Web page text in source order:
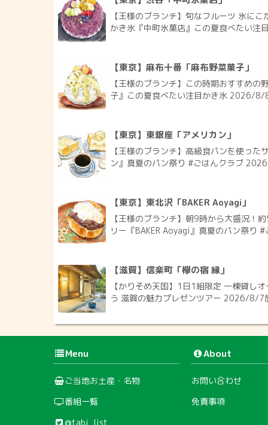
【王様のブランチ】旬なフルーツ 氷に
かき氷『中町氷菓店』この夏食べたい
【東京】麻布十番「麻布野菜菓子」
【王様のブランチ】この時期おすすめの
子』この夏食べたい注目かき氷 2026/8/
【東京】東銀座「アメリカン」
【王様のブランチ】高級食パンを使った
ン』真夏のパン祭り #ごはんクラブ
【東京】東北沢「BAKER Aoyagi」
【王様のブランチ】朝9時から大盛況！
リー『BAKER Aoyagi』真夏のパン祭り
【滋賀】信楽町「欅の宿 縁」
【かりそめ天国】1日1組限定 一棟貸し
う 滋賀の魅力プレゼンツアー 2026/8/7
Menu
ご当地お土産・名物
番組一覧
@tabi_list
About
お問い合わせ
免責事項